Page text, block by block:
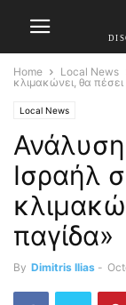
Home Local News
κλιμακώνει, θα
Local News
Ισραήλ
παγίδα»
By Dimitris Ilias -